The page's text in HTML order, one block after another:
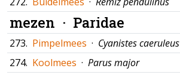
mezen · Paridae
273. Pimpelmees · Cyanistes caeruleus
274. Koolmees · Parus major